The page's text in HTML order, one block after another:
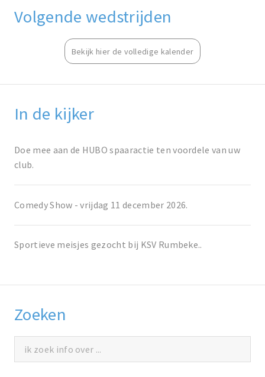
Volgende wedstrijden
Bekijk hier de volledige kalender
In de kijker
Doe mee aan de HUBO spaaractie ten voordele van uw
club.
Comedy Show - vrijdag 11 december 2026.
Sportieve meisjes gezocht bij KSV Rumbeke..
Zoeken